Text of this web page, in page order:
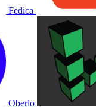
Fedica
Oberlo